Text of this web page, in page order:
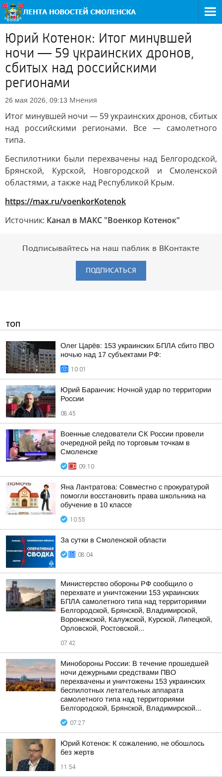
Юрий Котенок: Итог минувшей
ночи — 59 украинских дронов,
сбитых над российскими
регионами
26 мая 2026, 09:13 Мнения
Итог минувшей ночи — 59 украинских дронов, сбитых
над российскими регионами. Все — самолетного
типа.
Беспилотники были перехвачены над Белгородской,
Брянской, Курской, Новгородской и Смоленской
областями, а также над Республикой Крым.
https://max.ru/voenkorKotenok
Источник: Канал в МАКС "Военкор Котенок"
Подписывайтесь на наш паблик в ВКонтакте
ПОДПИСАТЬСЯ
ТОП
Олег Царёв: 153 украинских БПЛА сбито ПВО
ночью над 17 субъектами РФ:
10:01
Юрий Баранчик: Ночной удар по территории
России
08:45
Военные следователи СК России провели
очередной рейд по торговым точкам в
Смоленске
09:10
Яна Лантратова: Совместно с прокуратурой
помогли восстановить права школьника на
обучение в 10 классе
10:55
За сутки в Смоленской области
08:04
Министерство обороны РФ сообщило о
перехвате и уничтожении 153 украинских
БПЛА самолетного типа над территориями
Белгородской, Брянской, Владимирской,
Воронежской, Калужской, Курской, Липецкой,
Орловской, Ростовской...
07:42
Минобороны России: В течение прошедшей
ночи дежурными средствами ПВО
перехвачены и уничтожены 153 украинских
беспилотных летательных аппарата
самолетного типа над территориями
Белгородской, Брянской, Владимирской...
07:27
Юрий Котенок: К сожалению, не обошлось
без жертв
11:54